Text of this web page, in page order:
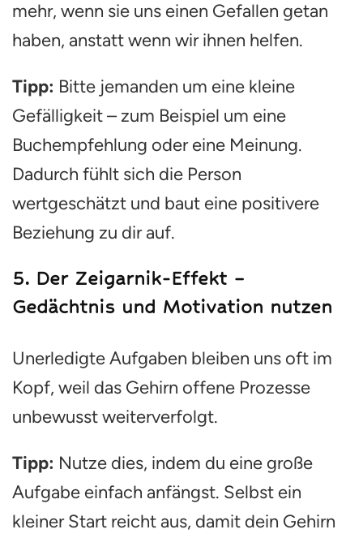
mehr, wenn sie uns einen Gefallen getan
haben, anstatt wenn wir ihnen helfen.
Tipp: Bitte jemanden um eine kleine
Gefälligkeit – zum Beispiel um eine
Buchempfehlung oder eine Meinung.
Dadurch fühlt sich die Person
wertgeschätzt und baut eine positivere
Beziehung zu dir auf.
5. Der Zeigarnik-Effekt –
Gedächtnis und Motivation nutzen
Unerledigte Aufgaben bleiben uns oft im
Kopf, weil das Gehirn offene Prozesse
unbewusst weiterverfolgt.
Tipp: Nutze dies, indem du eine große
Aufgabe einfach anfängst. Selbst ein
kleiner Start reicht aus, damit dein Gehirn